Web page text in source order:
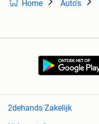
Home Auto's
2dehands Zakelijk